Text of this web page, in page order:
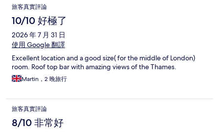
旅客真實評論
10/10 好極了
2026 年 7 月 31 日
使用 Google 翻譯
Excellent location and a good size( for the middle of London)
room. Roof top bar with amazing views of the Thames.
Martin，2 晚旅行
旅客真實評論
8/10 非常好